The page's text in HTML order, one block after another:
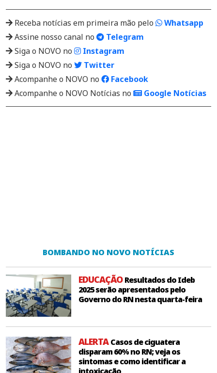
Receba notícias em primeira mão pelo
Whatsapp
Assine nosso canal no
Telegram
Siga o NOVO no
Instagram
Siga o NOVO no
Twitter
Acompanhe o NOVO no
Facebook
Acompanhe o NOVO Notícias no
Google Notícias
BOMBANDO NO NOVO NOTÍCIAS
EDUCAÇÃOResultados do Ideb
2025 serão apresentados pelo
Governo do RN nesta quarta-feira
ALERTACasos de ciguatera
disparam 60% no RN; veja os
sintomas e como identificar a